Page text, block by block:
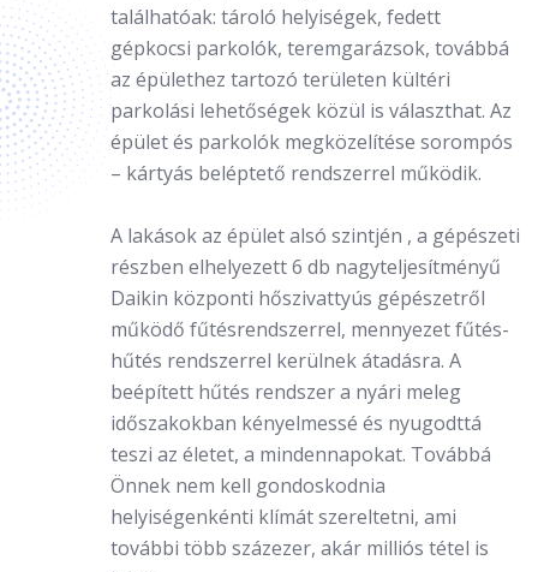
találhatóak: tároló helyiségek, fedett
gépkocsi parkolók, teremgarázsok, továbbá
az épülethez tartozó területen kültéri
parkolási lehetőségek közül is választhat. Az
épület és parkolók megközelítése sorompós
– kártyás beléptető rendszerrel működik.
A lakások az épület alsó szintjén , a gépészeti
részben elhelyezett 6 db nagyteljesítményű
Daikin központi hőszivattyús gépészetről
működő fűtésrendszerrel, mennyezet fűtés-
hűtés rendszerrel kerülnek átadásra. A
beépített hűtés rendszer a nyári meleg
időszakokban kényelmessé és nyugodttá
teszi az életet, a mindennapokat. Továbbá
Önnek nem kell gondoskodnia
helyiségenkénti klímát szereltetni, ami
további több százezer, akár milliós tétel is